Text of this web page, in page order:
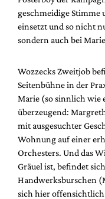
geschmeidige
einsetzt und so nicht
sondern auch bei
Wozzecks Zweitjob
Seitenbühne in der
Marie (so sinnlich wie
überzeugend:
mit ausgesuchter
Wohnung auf einer
Orchesters. Und das
Gräuel ist, befindet
Handwerksburschen
sich hier offensichtlich